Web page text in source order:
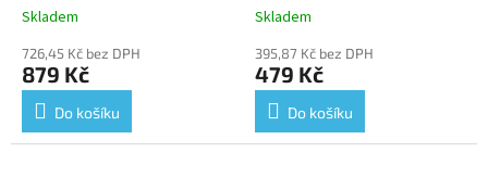
- GreenLight
model auta
Skladem
726,45 Kč bez DPH
879 Kč
Do košíku
with Trailer - kovový
Skladem
395,87 Kč bez DPH
479 Kč
Do košíku